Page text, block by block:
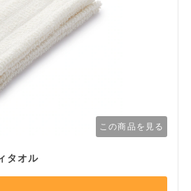
この商品を見る
タオル